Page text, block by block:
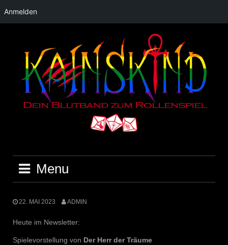
Menu
22. MAI 2023 ADMIN
Heute im Newsletter:
Spielevorstellung von Der Herr der Träume
Anmelden